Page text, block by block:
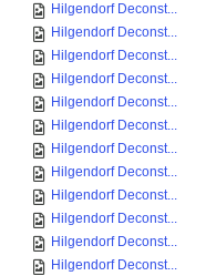
Hilgendorf Deconst...
Hilgendorf Deconst...
Hilgendorf Deconst...
Hilgendorf Deconst...
Hilgendorf Deconst...
Hilgendorf Deconst...
Hilgendorf Deconst...
Hilgendorf Deconst...
Hilgendorf Deconst...
Hilgendorf Deconst...
Hilgendorf Deconst...
Hilgendorf Deconst...